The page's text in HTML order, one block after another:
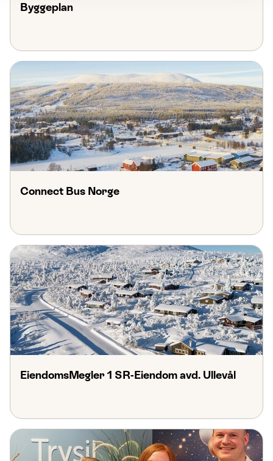
Byggeplan
Connect Bus Norge
EiendomsMegler 1 SR-Eiendom avd. Ullevål